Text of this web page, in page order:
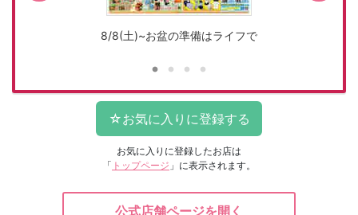
8/8(土)~お盆の準備はライフで
お気に入りに登録したお店は
「 トップページ 」に表示されます。
公式店舗ページを開く